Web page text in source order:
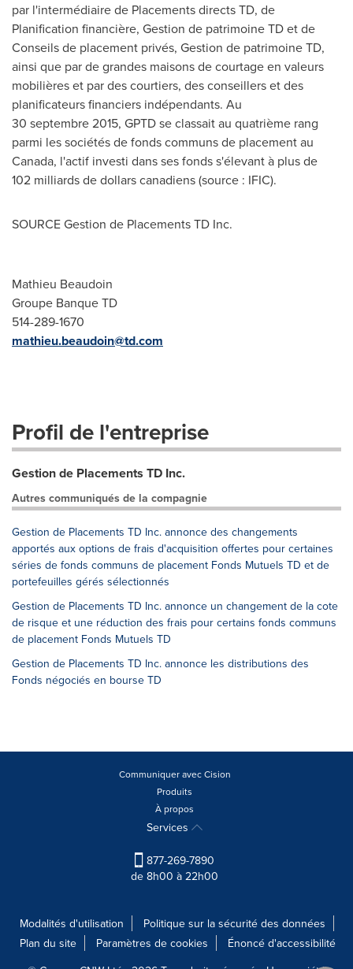
par l'intermédiaire de Placements directs TD, de
Planification financière, Gestion de patrimoine TD et de
Conseils de placement privés, Gestion de patrimoine TD,
ainsi que par de grandes maisons de courtage en valeurs
mobilières et par des courtiers, des conseillers et des
planificateurs financiers indépendants. Au
30 septembre 2015, GPTD se classait au quatrième rang
parmi les sociétés de fonds communs de placement au
Canada, l'actif investi dans ses fonds s'élevant à plus de
102 milliards de dollars canadiens (source : IFIC).
SOURCE Gestion de Placements TD Inc.
Mathieu Beaudoin
Groupe Banque TD
514-289-1670
mathieu.beaudoin@td.com
Profil de l'entreprise
Gestion de Placements TD Inc.
Autres communiqués de la compagnie
Gestion de Placements TD Inc. annonce des changements
apportés aux options de frais d'acquisition offertes pour certaines
séries de fonds communs de placement Fonds Mutuels TD et de
portefeuilles gérés sélectionnés
Gestion de Placements TD Inc. annonce un changement de la cote
de risque et une réduction des frais pour certains fonds communs
de placement Fonds Mutuels TD
Gestion de Placements TD Inc. annonce les distributions des
Fonds négociés en bourse TD
Communiquer avec Cision
Produits
À propos
Services
877-269-7890
de 8h00 à 22h00
Modalités d'utilisation
Politique sur la sécurité des données
Plan du site
Paramètres de cookies
Énoncé d'accessibilité